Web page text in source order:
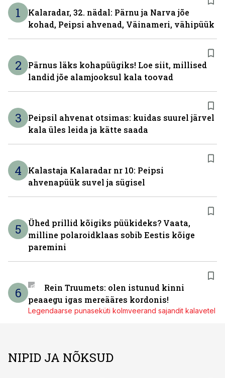
1
Kalaradar, 32. nädal: Pärnu ja Narva jõe
kohad, Peipsi ahvenad, Väinameri, vähipüük
2
Pärnus läks kohapüügiks! Loe siit, millised
landid jõe alamjooksul kala toovad
3
Peipsil ahvenat otsimas: kuidas suurel järvel
kala üles leida ja kätte saada
4
Kalastaja Kalaradar nr 10: Peipsi
ahvenapüük suvel ja sügisel
5
Ühed prillid kõigiks püükideks? Vaata,
milline polaroidklaas sobib Eestis kõige
paremini
6
Rein Truumets: olen istunud kinni
peaaegu igas mereääres kordonis!
Legendaarse punaseküti kolmveerand sajandit kalavetel
NIPID JA NÕKSUD